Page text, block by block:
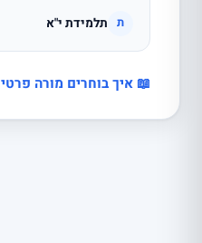
ת תלמידת י"א
📖 איך בוחרים מורה פרטי